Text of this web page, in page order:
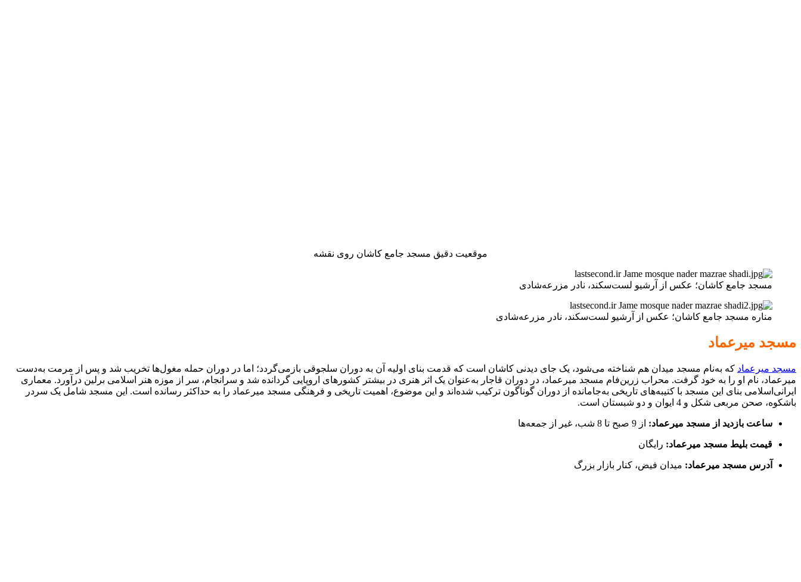
موقعیت دقیق مسجد جامع کاشان روی نقشه
مسجد جامع کاشان؛ عکس از آرشیو لست‌سکند، نادر مزرعه‌شادی
مناره مسجد جامع کاشان؛ عکس از آرشیو لست‌سکند، نادر مزرعه‌شادی
مسجد میرعماد
مسجد میرعماد که به‌نام مسجد میدان هم شناخته می‌شود، یک جای دیدنی کاشان است که قدمت بنای اولیه آن به دوران سلجوقی بازمی‌گردد؛ اما در دوران حمله مغول‌ها تخریب شد و پس از مرمت به‌دست
میرعماد، نام او را به خود گرفت. محراب زرین‌فام مسجد میرعماد، در دوران قاجار به‌عنوان یک اثر هنری در بیشتر کشورهای اروپایی گردانده شد و سرانجام، سر از موزه هنر اسلامی برلین درآورد. معماری
ایرانی‌اسلامی بنای این مسجد با کتیبه‌های تاریخی به‌جامانده از دوران گوناگون ترکیب شده‌اند و این موضوع، اهمیت تاریخی و فرهنگی مسجد میرعماد را به حداکثر رسانده است. این مسجد شامل یک سردر
باشکوه، صحن مربعی شکل و 4 ایوان و دو شبستان است.
ساعت بازدید از مسجد میرعماد: از 9 صبح تا 8 شب، غیر از جمعه‌ها
قیمت بلیط مسجد میرعماد: رایگان
آدرس مسجد میرعماد: میدان فیض، کنار بازار بزرگ